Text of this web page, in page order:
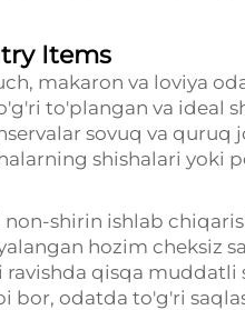
Items
makaron va loviya
to'plangan va ideal
sovuq va quruq
shishalari yoki
non-shirin ishlab
hozim cheksiz
qisqa
bor, odatda to'g'ri